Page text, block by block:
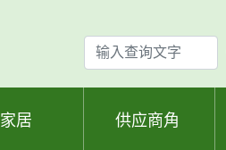
输
入
查
家居 供应商角